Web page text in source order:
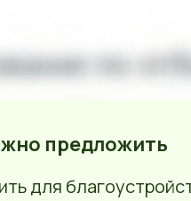
предложить
для